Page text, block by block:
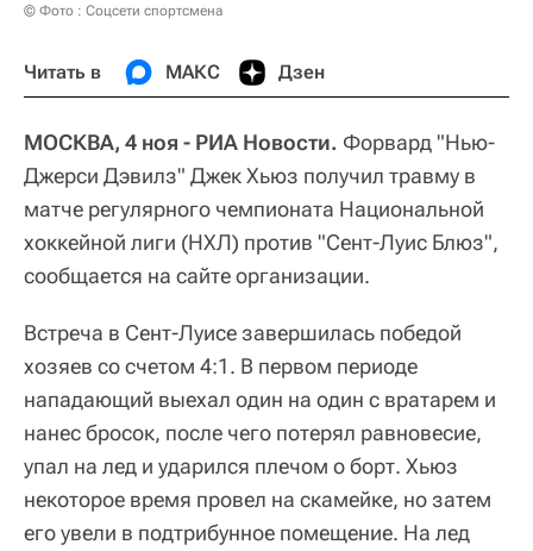
© Фото : Соцсети спортсмена
Читать в МАКС Дзен
МОСКВА, 4 ноя - РИА Новости. Форвард "Нью-
Джерси Дэвилз" Джек Хьюз получил травму в
матче регулярного чемпионата Национальной
хоккейной лиги (НХЛ) против "Сент-Луис Блюз",
сообщается на сайте организации.
Встреча в Сент-Луисе завершилась победой
хозяев со счетом 4:1. В первом периоде
нападающий выехал один на один с вратарем и
нанес бросок, после чего потерял равновесие,
упал на лед и ударился плечом о борт. Хьюз
некоторое время провел на скамейке, но затем
его увели в подтрибунное помещение. На лед